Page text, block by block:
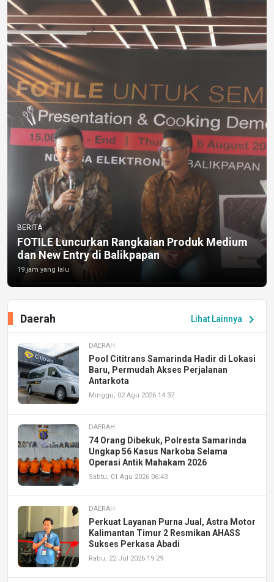
BERITA
FOTILE Luncurkan Rangkaian Produk Medium
dan New Entry di Balikpapan
19 jam yang lalu
Lihat Lainnya chevron_right
Daerah
DAERAH
Pool Cititrans Samarinda Hadir di Lokasi
Baru, Permudah Akses Perjalanan
Antarkota
Minggu, 02 Agu 2026 14:37
DAERAH
74 Orang Dibekuk, Polresta Samarinda
Ungkap 56 Kasus Narkoba Selama
Operasi Antik Mahakam 2026
Sabtu, 01 Agu 2026 06:43
DAERAH
Perkuat Layanan Purna Jual, Astra Motor
Kalimantan Timur 2 Resmikan AHASS
Sukses Perkasa Abadi
Rabu, 22 Jul 2026 19:29